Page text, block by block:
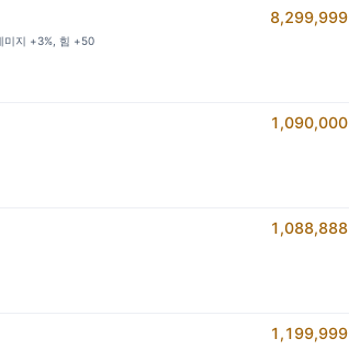
미지 +3%, 힘 +50
8,299,999
1,090,000
1,088,888
1,199,999